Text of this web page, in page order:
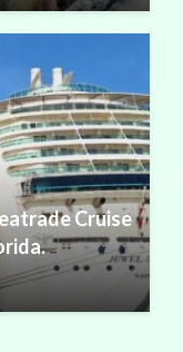
Cruise